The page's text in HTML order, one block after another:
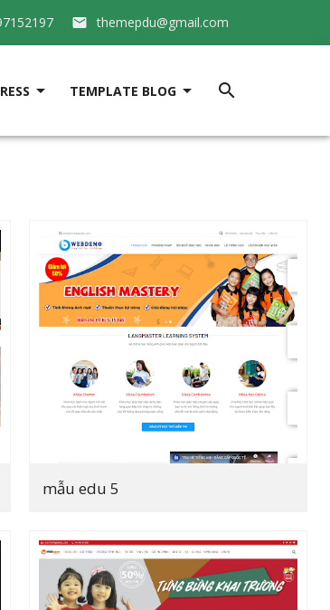
 themepdu@gmail.com
 TEMPLATE BLOG  
mẫu edu 5